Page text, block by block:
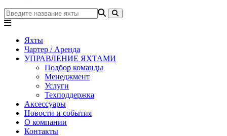
Яхты
Чартер / Аренда
УПРАВЛЕНИЕ ЯХТАМИ
Подбор команды
Менеджмент
Услуги
Техподдержка
Аксессуары
Новости и события
О компании
Контакты